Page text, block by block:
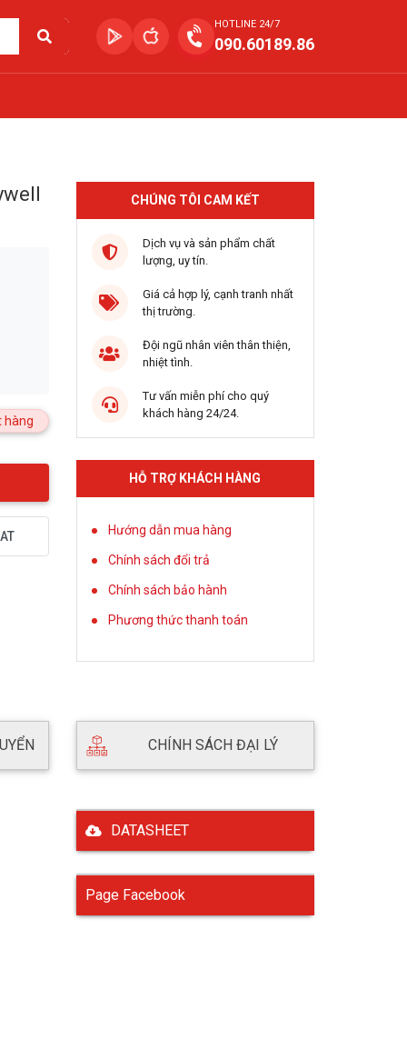
HOTLINE 24/7
090.60189.86
hàng
CHÚNG TÔI CAM KẾT
Dịch vụ và sản phẩm chất
lượng, uy tín.
Giá cả hợp lý, cạnh tranh nhất
thị trường.
Đội ngũ nhân viên thân thiện,
nhiệt tình.
Tư vấn miễn phí cho quý
khách hàng 24/24.
HỖ TRỢ KHÁCH HÀNG
Hướng dẫn mua hàng
Chính sách đổi trả
Chính sách bảo hành
Phương thức thanh toán
CHÍNH SÁCH ĐẠI LÝ
DATASHEET
Page Facebook